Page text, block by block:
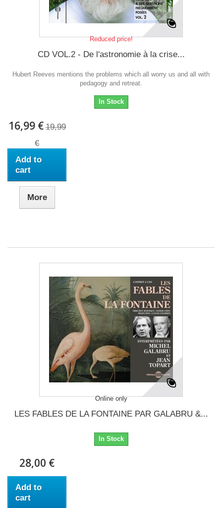
Reduced price!
CD VOL.2 - De l'astronomie à la crise...
Hubert Reeves mentions the problems which all worry us and all with
pedagogy and retreat.
In Stock
16,99 € 19,99
€
Add to
cart
More
Online only
LES FABLES DE LA FONTAINE PAR GALABRU &...
In Stock
28,00 €
Add to
cart